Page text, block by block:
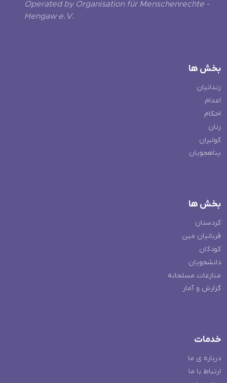
Operated by Organisation für Menschenrechte -
Hengaw e.V.
بخش ها
زندانیان
اعدام
احکام
زنان
کولبران
پناهجویان
بخش ها
کردستان
قربانیان مین
کودکان
دانشجویان
منازعات مسلحانه
گزارش و آمار
خدمات
درباره ی ما
ارتباط با ما